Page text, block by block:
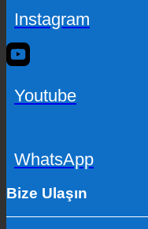
Instagram
Youtube
WhatsApp
Bize Ulaşın